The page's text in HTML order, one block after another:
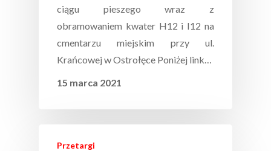
ciągu pieszego wraz z
obramowaniem kwater H12 i I12 na
cmentarzu miejskim przy ul.
Krańcowej w Ostrołęce Poniżej link…
15 marca 2021
Przetargi